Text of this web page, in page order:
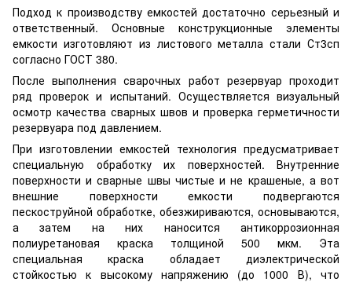
Подход к производству емкостей достаточно серьезный и
ответственный. Основные конструкционные элементы
емкости изготовляют из листового металла стали Ст3сп
согласно ГОСТ 380.
После выполнения сварочных работ резервуар проходит
ряд проверок и испытаний. Осуществляется визуальный
осмотр качества сварных швов и проверка герметичности
резервуара под давлением.
При изготовлении емкостей технология предусматривает
специальную обработку их поверхностей. Внутренние
поверхности и сварные швы чистые и не крашеные, а вот
внешние поверхности емкости подвергаются
пескоструйной обработке, обезжириваются, основываются,
а затем на них наносится антикоррозионная
полиуретановая краска толщиной 500 мкм. Эта
специальная краска обладает диэлектрической
стойкостью к высокому напряжению (до 1000 В), что